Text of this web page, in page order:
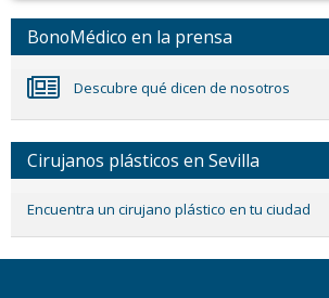
BonoMédico en la prensa
Descubre qué dicen de nosotros
Cirujanos plásticos en Sevilla
Encuentra un cirujano plástico en tu ciudad